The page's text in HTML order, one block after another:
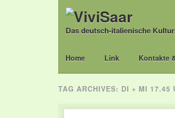
Das deutsch-italienische
Main menu
Skip
Home Link Kontakte
TAG ARCHIVES: DI + MI 17.45